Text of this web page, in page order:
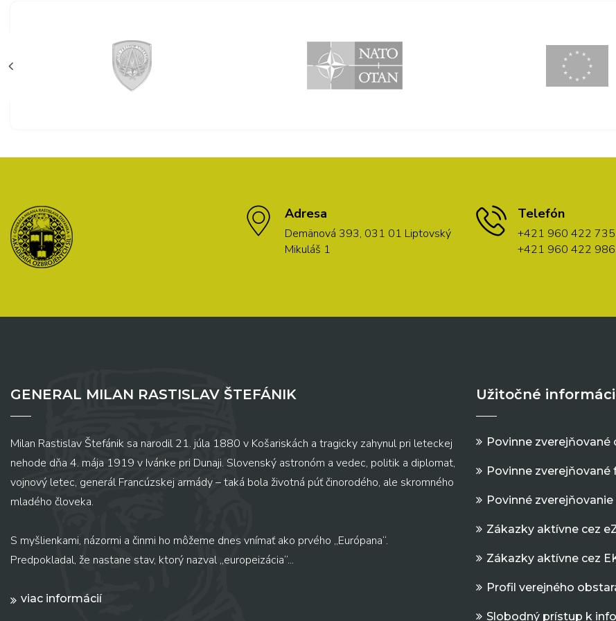
Adresa
Demänová 393, 031 01 Liptovský
Mikuláš 1
Telefón
+421 960 422 735
+421 960 422 986
GENERAL MILAN RASTISLAV ŠTEFÁNIK
Milan Rastislav Štefánik sa narodil 21. júla 1880 v Košariskách a tragicky zahynul pri leteckej
nehode dňa 4. mája 1919 v Ivánke pri Dunaji. Slovenský astronóm a vedec, politik a diplomat,
vojnový letec, generál Francúzskej armády – taká bola životná púť činorodého, ale skromného
mladého človeka.
S myšlienkami, názormi a činmi ho môžeme dnes vnímať ako prvého „Európana“.
Predpokladal, že nastane stav, ktorý nazval „europeizácia“...
viac informácií
Užitočné
Povinne zverejňované
Povinne zverejňované
Povinné
Zákazky aktívne cez
Zákazky aktívne cez
Profil verejného
Slobodný prístup k